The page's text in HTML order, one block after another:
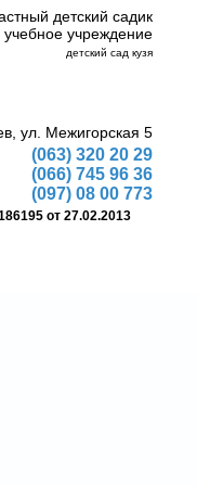
детский садик
учреждение
ул. Межигорская 5
(063) 320 20 29
(066) 745 96 36
(097) 08 00 773
от 27.02.2013